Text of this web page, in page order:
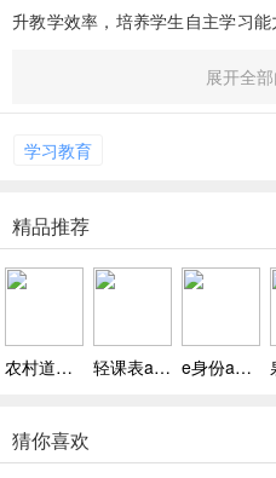
升教学效率，培养学生自主学习
展开全
学习教育
精品推荐
农村道路交通安全信息系统APP v1.3，打造交通管理系统 轻课表app下载 v4.1.0，轻课表手机课程表应用 e身份app下载 v1.2.4，e身份数字服务的客户端
猜你喜欢